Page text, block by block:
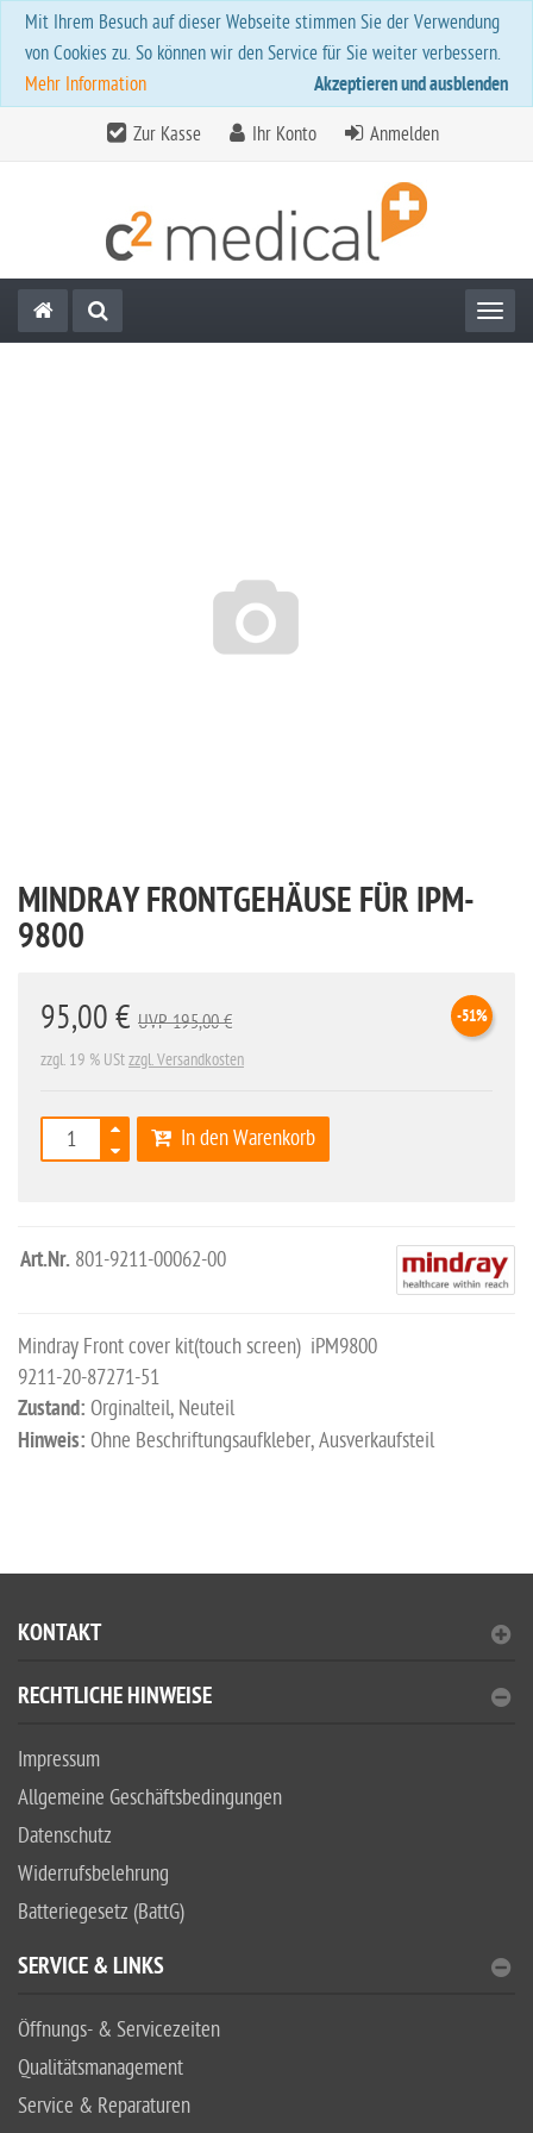
Mit Ihrem Besuch auf dieser Webseite stimmen Sie der Verwendung
von Cookies zu. So können wir den Service für Sie weiter verbessern.
Mehr Information
Akzeptieren und ausblenden
Zur Kasse Ihr Konto Anmelden
MINDRAY FRONTGEHÄUSE FÜR IPM-
9800
95,00 € -51%
UVP 195,00 €
zzgl. 19 % UStzzgl. Versandkosten
In den Warenkorb
Art.Nr. 801-9211-00062-00
Mindray Front cover kit(touch screen) iPM9800
9211-20-87271-51
Zustand: Orginalteil, Neuteil
Hinweis: Ohne Beschriftungsaufkleber, Ausverkaufsteil
KONTAKT
RECHTLICHE HINWEISE
Impressum
Allgemeine Geschäftsbedingungen
Datenschutz
Widerrufsbelehrung
Batteriegesetz (BattG)
SERVICE & LINKS
Öffnungs- & Servicezeiten
Qualitätsmanagement
Service & Reparaturen